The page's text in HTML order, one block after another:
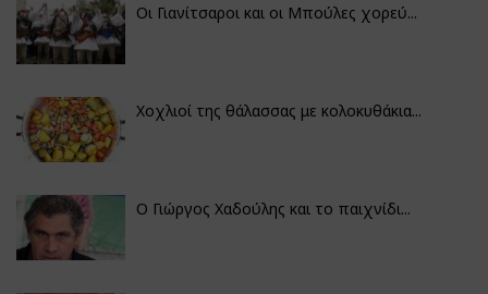
Οι Γιανίτσαροι και οι Μπούλες χορεύ...
Χοχλιοί της θάλασσας με κολοκυθάκια...
Ο Γιώργος Χαδούλης και το παιχνίδι...